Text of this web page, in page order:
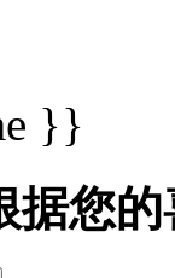
}}
据您